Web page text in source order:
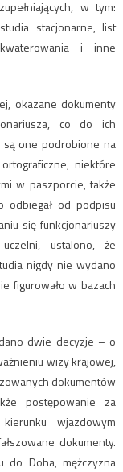
w tym:
stacjonarne, list
i inne
okazane dokumenty
co do ich
są one podrobione na
niektóre
w paszporcie, także
odbiegał od podpisu
się funkcjonariuszy
ustalono, że
nigdy nie wydano
figurowało w bazach
dwie decyzje – o
wizy krajowej,
dokumentów
postępowanie za
wjazdowym
dokumenty.
do Doha, mężczyzna